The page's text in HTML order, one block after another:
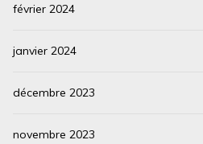
février 2024
janvier 2024
décembre 2023
novembre 2023